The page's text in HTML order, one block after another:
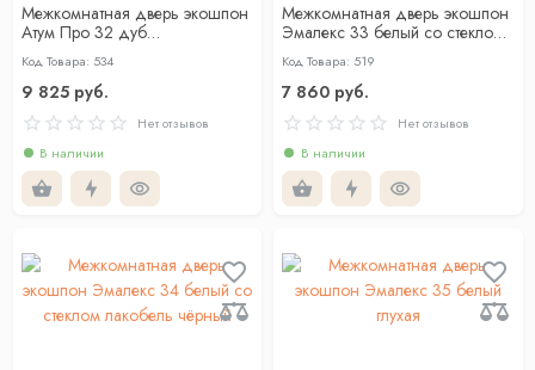
Межкомнатная дверь экошпон
Атум Про 32 дуб
скандинавский с зеркалом
Код Товара: 534
9 825 руб.
Нет отзывов
В наличии
Межкомнатная дверь экошпон
Эмалекс 33 белый со стеклом
лакобель чёрный
Код Товара: 519
7 860 руб.
Нет отзывов
В наличии